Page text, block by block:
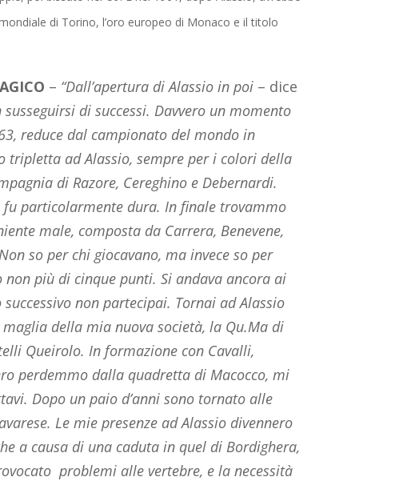
di Torino, l’oro europeo di Monaco e il titolo
– “Dall’apertura di Alassio in poi– dice
susseguirsi di successi. Davvero un momento
reduce dal campionato del mondo in
tripletta ad Alassio, sempre per i colori della
di Razore, Cereghino e Debernardi.
fu particolarmente dura. In finale trovammo
male, composta da Carrera, Benevene,
so per chi giocavano, ma invece so per
non più di cinque punti. Si andava ancora ai
successivo non partecipai. Tornai ad Alassio
della mia nuova società, la Qu.Ma di
Queirolo. In formazione con Cavalli,
perdemmo dalla quadretta di Macocco, mi
Dopo un paio d’anni sono tornato alle
Le mie presenze ad Alassio divennero
a causa di una caduta in quel di Bordighera,
problemi alle vertebre, e la necessità